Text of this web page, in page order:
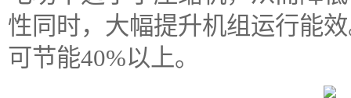
性同时，大幅提升机组运行能
可节能40%以上。